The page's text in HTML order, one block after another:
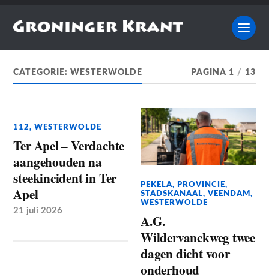
CATEGORIE:WESTERWOLDE PAGINA 1 / 13
112,WESTERWOLDE
Ter Apel – Verdachte
aangehouden na
steekincident in Ter
Apel
21 juli 2026
PEKELA, PROVINCIE,
STADSKANAAL,VEENDAM,
WESTERWOLDE
A.G.
Wildervanckweg twee
dagen dicht voor
onderhoud